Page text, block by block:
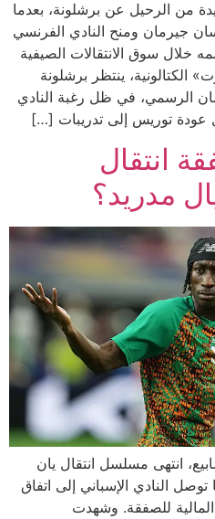
من الرحيل عن برشلونة، بعدما
جيرمان ومنح النادي الفرنسي
خلال سوق الانتقالات الصيفية
ينتظر برشلونة
الرسمي، في ظل رغبة النادي
توريس إلى تدريبات […]
انتقال
مدريد؟
انتهى مسلسل انتقال يان
النادي الإسباني إلى اتفاق
للصفقة. وشهدت